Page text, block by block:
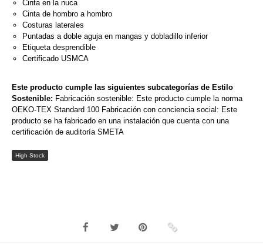
Cinta en la nuca
Cinta de hombro a hombro
Costuras laterales
Puntadas a doble aguja en mangas y dobladillo inferior
Etiqueta desprendible
Certificado USMCA
Este producto cumple las siguientes subcategorías de Estilo
Sostenible: Fabricación sostenible: Este producto cumple la norma
OEKO-TEX Standard 100 Fabricación con conciencia social: Este
producto se ha fabricado en una instalación que cuenta con una
certificación de auditoría SMETA
High Stock